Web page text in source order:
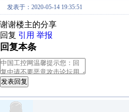
发表于：2020-05-14 19:35:51
谢谢楼主的分享
回复 引用 举报
回复本条
发表回复